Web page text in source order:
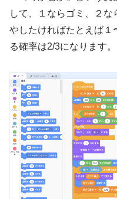
して、１ならゴミ、２
やしたければたとえば１
る確率は2/3になります。